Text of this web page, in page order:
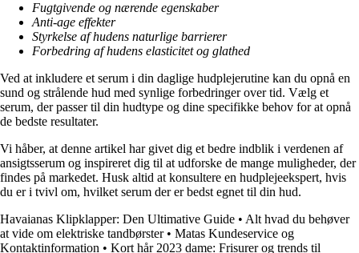
Fugtgivende og nærende egenskaber
Anti-age effekter
Styrkelse af hudens naturlige barrierer
Forbedring af hudens elasticitet og glathed
Ved at inkludere et serum i din daglige hudplejerutine kan du opnå en
sund og strålende hud med synlige forbedringer over tid. Vælg et
serum, der passer til din hudtype og dine specifikke behov for at opnå
de bedste resultater.
Vi håber, at denne artikel har givet dig et bedre indblik i verdenen af
ansigtsserum og inspireret dig til at udforske de mange muligheder, der
findes på markedet. Husk altid at konsultere en hudplejeekspert, hvis
du er i tvivl om, hvilket serum der er bedst egnet til din hud.
Havaianas Klipklapper: Den Ultimative Guide • Alt hvad du behøver
at vide om elektriske tandbørster• Matas Kundeservice og
Kontaktinformation • Kort hår 2023 dame: Frisurer og trends til